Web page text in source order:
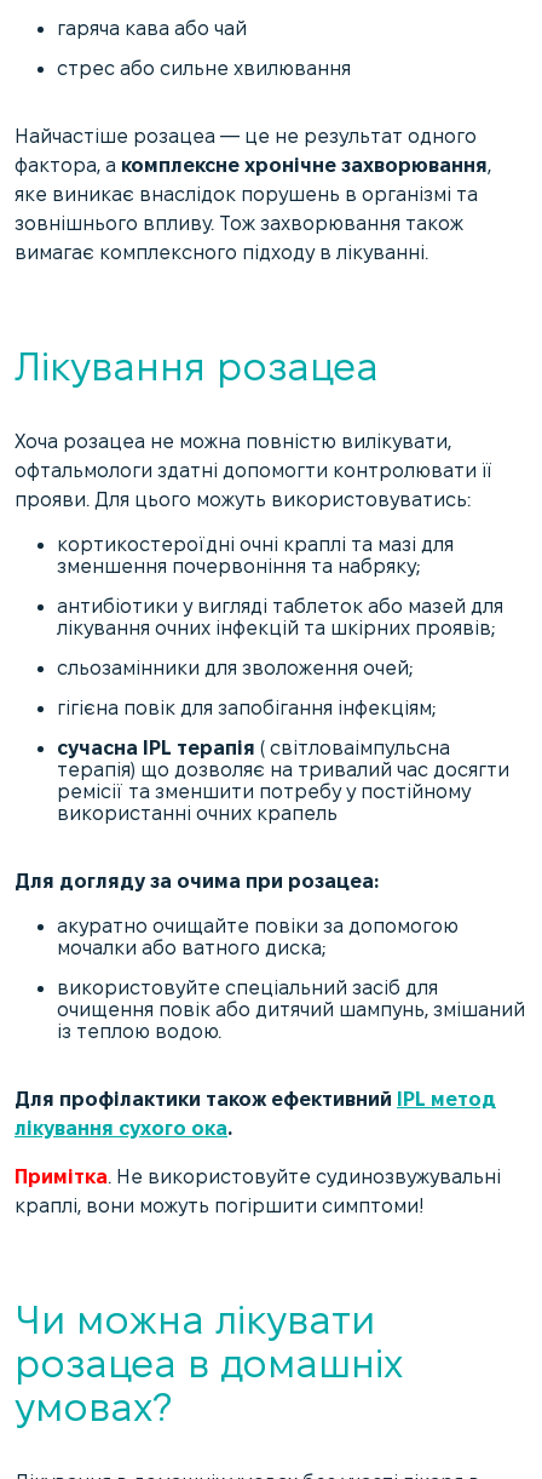
гаряча кава або чай
стрес або сильне хвилювання
Найчастіше розацеа — це не результат одного
фактора, а комплексне хронічне захворювання,
яке виникає внаслідок порушень в організмі та
зовнішнього впливу. Тож захворювання також
вимагає комплексного підходу в лікуванні.
Лікування розацеа
Хоча розацеа не можна повністю вилікувати,
офтальмологи здатні допомогти контролювати її
прояви. Для цього можуть використовуватись:
кортикостероїдні очні краплі та мазі для
зменшення почервоніння та набряку;
антибіотики у вигляді таблеток або мазей для
лікування очних інфекцій та шкірних проявів;
сльозамінники для зволоження очей;
гігієна повік для запобігання інфекціям;
сучасна IPL терапія ( світловаімпульсна
терапія) що дозволяє на тривалий час досягти
ремісії та зменшити потребу у постійному
використанні очних крапель
Для догляду за очима при розацеа:
акуратно очищайте повіки за допомогою
мочалки або ватного диска;
використовуйте спеціальний засіб для
очищення повік або дитячий шампунь, змішаний
із теплою водою.
Для профілактики також ефективний
IPL метод
лікування сухого ока.
Примітка. Не ​​використовуйте судинозвужувальні
краплі, вони можуть погіршити симптоми!
Чи можна лікувати
розацеа в домашніх
умовах?